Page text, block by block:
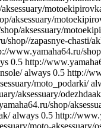
aksessuary/
aksessuary/
shop//zapasnye-chasti/
www.yamaha64.ru/
0.5 http://
always 0.5 http://
moto_podarki/
aksessuary/
shop/
always 0.5 http://
moto-aksessuary/